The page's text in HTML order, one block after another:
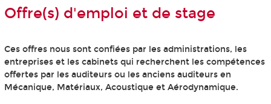
Offre(s) d'emploi et de stage
Ces offres nous sont confiées par les administrations, les
entreprises et les cabinets qui recherchent les compétences
offertes par les auditeurs ou les anciens auditeurs en
Mécanique, Matériaux, Acoustique et Aérodynamique.